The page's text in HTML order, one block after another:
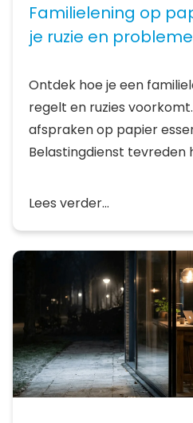
Familielening op
je ruzie en
Ontdek hoe je een
regelt en ruzies
afspraken op papier
Belastingdienst tevreden
Lees verder...